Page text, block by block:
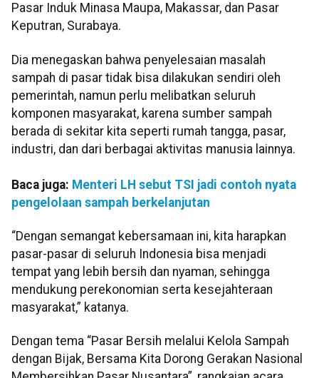
Pasar Induk Minasa Maupa, Makassar, dan Pasar
Keputran, Surabaya.
Dia menegaskan bahwa penyelesaian masalah
sampah di pasar tidak bisa dilakukan sendiri oleh
pemerintah, namun perlu melibatkan seluruh
komponen masyarakat, karena sumber sampah
berada di sekitar kita seperti rumah tangga, pasar,
industri, dan dari berbagai aktivitas manusia lainnya.
Baca juga: Menteri LH sebut TSI jadi contoh nyata
pengelolaan sampah berkelanjutan
“Dengan semangat kebersamaan ini, kita harapkan
pasar-pasar di seluruh Indonesia bisa menjadi
tempat yang lebih bersih dan nyaman, sehingga
mendukung perekonomian serta kesejahteraan
masyarakat,” katanya.
Dengan tema “Pasar Bersih melalui Kelola Sampah
dengan Bijak, Bersama Kita Dorong Gerakan Nasional